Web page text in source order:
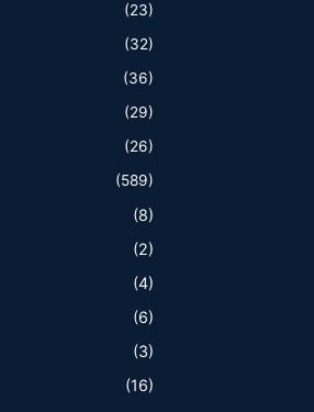
(23)
(32)
(36)
(29)
(26)
(589)
(8)
(2)
(4)
(6)
(3)
(16)